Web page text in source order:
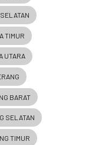
TIMUR
UTARA
BARAT
SELATAN
TIMUR